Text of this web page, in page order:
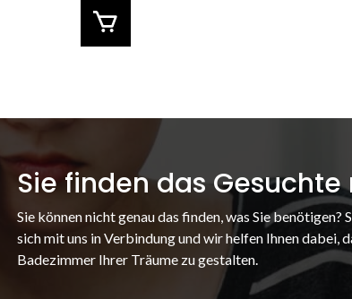
Sie finden das Gesuchte
Sie können nicht genau das finden, was Sie benötigen?
sich mit uns in Verbindung und wir helfen Ihnen dabei,
Badezimmer Ihrer Träume zu gestalten.